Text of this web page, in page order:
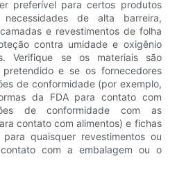
preferível para certos produtos
de alta barreira,
e revestimentos de folha
contra umidade e oxigênio
Verifique se os materiais são
e se os fornecedores
de conformidade (por exemplo,
da FDA para contato com
de conformidade com as
contato com alimentos) e fichas
quaisquer revestimentos ou
com a embalagem ou o